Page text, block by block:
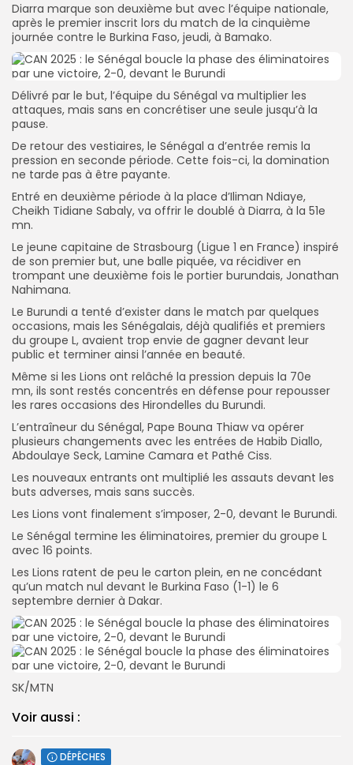
Diarra marque son deuxième but avec l’équipe nationale,
après le premier inscrit lors du match de la cinquième
journée contre le Burkina Faso, jeudi, à Bamako.
Délivré par le but, l’équipe du Sénégal va multiplier les
attaques, mais sans en concrétiser une seule jusqu’à la
pause.
De retour des vestiaires, le Sénégal a d’entrée remis la
pression en seconde période. Cette fois-ci, la domination
ne tarde pas à être payante.
Entré en deuxième période à la place d’Iliman Ndiaye,
Cheikh Tidiane Sabaly, va offrir le doublé à Diarra, à la 51e
mn.
Le jeune capitaine de Strasbourg (Ligue 1 en France) inspiré
de son premier but, une balle piquée, va récidiver en
trompant une deuxième fois le portier burundais, Jonathan
Nahimana.
Le Burundi a tenté d’exister dans le match par quelques
occasions, mais les Sénégalais, déjà qualifiés et premiers
du groupe L, avaient trop envie de gagner devant leur
public et terminer ainsi l’année en beauté.
Même si les Lions ont relâché la pression depuis la 70e
mn, ils sont restés concentrés en défense pour repousser
les rares occasions des Hirondelles du Burundi.
L’entraîneur du Sénégal, Pape Bouna Thiaw va opérer
plusieurs changements avec les entrées de Habib Diallo,
Abdoulaye Seck, Lamine Camara et Pathé Ciss.
Les nouveaux entrants ont multiplié les assauts devant les
buts adverses, mais sans succès.
Les Lions vont finalement s’imposer, 2-0, devant le Burundi.
Le Sénégal termine les éliminatoires, premier du groupe L
avec 16 points.
Les Lions ratent de peu le carton plein, en ne concédant
qu’un match nul devant le Burkina Faso (1-1) le 6
septembre dernier à Dakar.
SK/MTN
Voir aussi :
DÉPÊCHES